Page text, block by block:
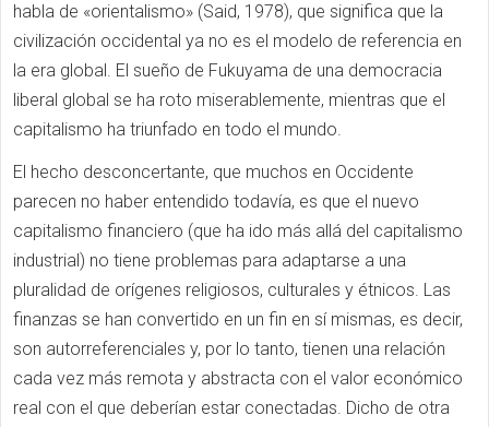
habla de «orientalismo» (Said, 1978), que significa que la
civilización occidental ya no es el modelo de referencia en
la era global. El sueño de Fukuyama de una democracia
liberal global se ha roto miserablemente, mientras que el
capitalismo ha triunfado en todo el mundo.
El hecho desconcertante, que muchos en Occidente
parecen no haber entendido todavía, es que el nuevo
capitalismo financiero (que ha ido más allá del capitalismo
industrial) no tiene problemas para adaptarse a una
pluralidad de orígenes religiosos, culturales y étnicos. Las
finanzas se han convertido en un fin en sí mismas, es decir,
son autorreferenciales y, por lo tanto, tienen una relación
cada vez más remota y abstracta con el valor económico
real con el que deberían estar conectadas. Dicho de otra